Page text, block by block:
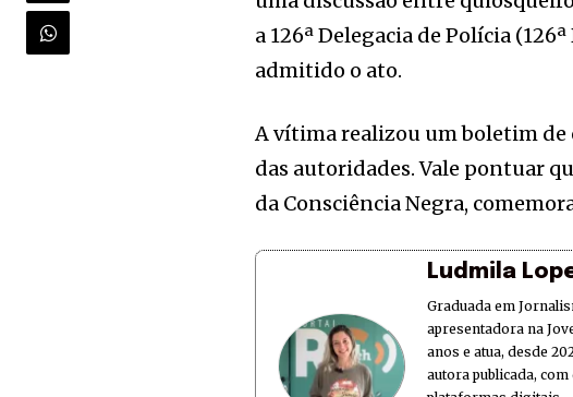
a 126ª Delegacia de Polícia
admitido o ato.
A vítima realizou um boletim de
das autoridades. Vale pontuar
da Consciência Negra,
Ludmila
Graduada em
apresentadora na
anos e atua, desde
autora publicada,